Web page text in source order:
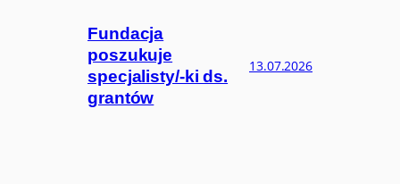
Fundacja
poszukuje
specjalisty/-ki ds.
grantów
13.07.2026